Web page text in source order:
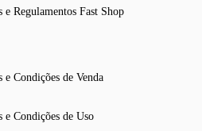
e Regulamentos Fast Shop
e Condições de Venda
e Condições de Uso